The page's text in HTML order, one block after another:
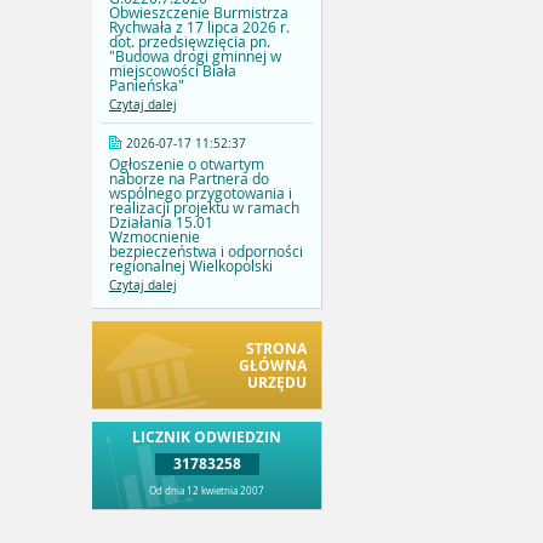
Obwieszczenie Burmistrza
Rychwała z 17 lipca 2026 r.
dot. przedsięwzięcia pn.
"Budowa drogi gminnej w
miejscowości Biała
Panieńska"
Czytaj dalej
2026-07-17 11:52:37
Ogłoszenie o otwartym
naborze na Partnera do
wspólnego przygotowania i
realizacji projektu w ramach
Działania 15.01
Wzmocnienie
bezpieczeństwa i odporności
regionalnej Wielkopolski
Czytaj dalej
STRONA
GŁÓWNA
URZĘDU
LICZNIK ODWIEDZIN
31783258
Od dnia 12 kwietnia 2007